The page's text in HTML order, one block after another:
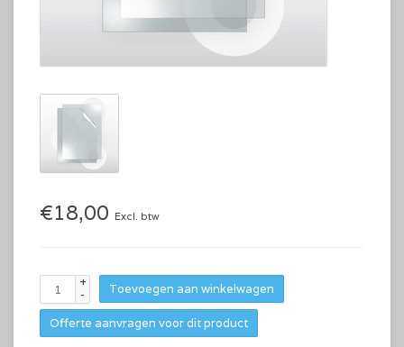
€18,00 Excl. btw
+
-
Toevoegen aan winkelwagen
Offerte aanvragen voor dit product